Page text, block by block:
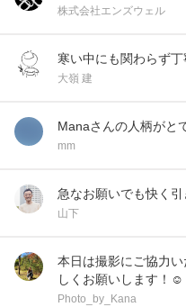
株式会社エンズウェル
寒い中にも関わらず
大嶺 建
Manaさんの人柄がと
mm
急なお願いでも快く
山下
本日は撮影にご協力
しくお願いします！☺️
Photo_by_Kana